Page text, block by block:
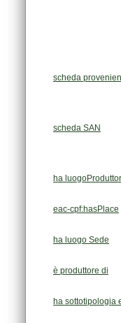
scheda
scheda SAN
ha
eac-cpf:hasPlace
ha luogo Sede
è produttore di
ha sottotipologia